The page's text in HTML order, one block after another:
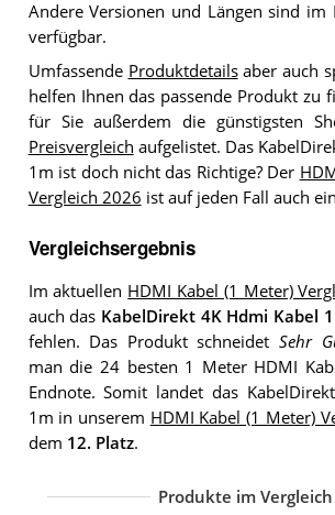
Andere Versionen und Längen sind im
verfügbar.
Umfassende Produktdetailsaber auch
helfen Ihnen das passende Produkt zu
für Sie außerdem die günstigsten
Preisvergleich aufgelistet. Das
1m ist doch nicht das Richtige? Der
Vergleich 2026 ist auf jeden Fall auch
Vergleichsergebnis
Im aktuellen HDMI Kabel (1 Meter)
auch das KabelDirekt 4K Hdmi Kabel
fehlen. Das Produkt schneidetSehr
man die 24 besten 1 Meter HDMI
Endnote. Somit landet das
1m in unserem HDMI Kabel (1 Meter)
dem 12. Platz.
Produkte im Vergleich